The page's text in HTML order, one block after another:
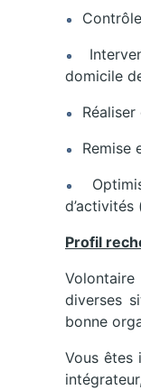
domicile
Remise
Profil
diverses
bonne
Vous êtes